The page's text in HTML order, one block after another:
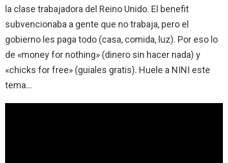
la clase trabajadora del Reino Unido. El benefit
subvencionaba a gente que no trabaja, pero el
gobierno les paga todo (casa, comida, luz). Por eso lo
de «money for nothing» (dinero sin hacer nada) y
«chicks for free» (guiales gratis). Huele a NINI este
tema…